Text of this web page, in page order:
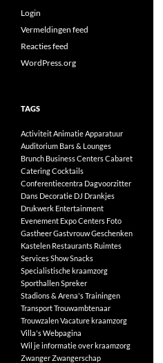
Login
Vermeldingen feed
Reacties feed
WordPress.org
TAGS
ActiviteitAnimatieApparatuur
Auditorium Bars & Lounges
Brunch Business CentersCabaret
CateringCocktails
Conferentiecentra Dagvoorzitter
Dans Decoratie DJ Drankjes
Drukwerk Entertainment
Evenement Expo Centers Foto
GastheerGastvrouwGeschenken
Kastelen Restaurants Ruimtes
ServicesShowSnacks
Specialistische kraamzorg
SporthallenSpreker
Stadions & Arena'sTrainingen
TransportTrouwambtenaar
TrouwzalenVacature kraamzorg
Villa'sWebpagina
Wil je informatie over kraamzorg
ZwangerZwangerschap